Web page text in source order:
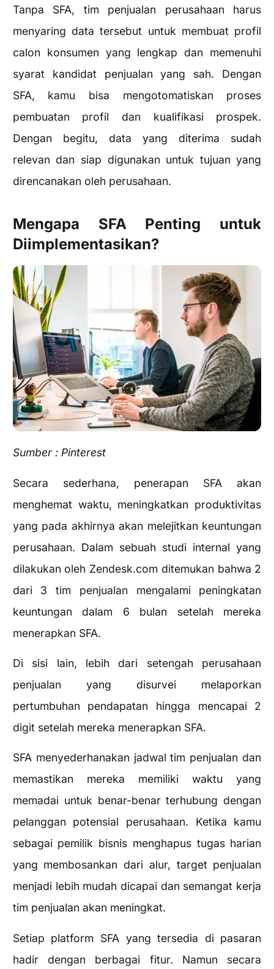
Tanpa SFA, tim penjualan perusahaan harus
menyaring data tersebut untuk membuat profil
calon konsumen yang lengkap dan memenuhi
syarat kandidat penjualan yang sah. Dengan
SFA, kamu bisa mengotomatiskan proses
pembuatan profil dan kualifikasi prospek.
Dengan begitu, data yang diterima sudah
relevan dan siap digunakan untuk tujuan yang
direncanakan oleh perusahaan.
Mengapa SFA Penting untuk
Diimplementasikan?
Sumber : Pinterest
Secara sederhana, penerapan SFA akan
menghemat waktu, meningkatkan produktivitas
yang pada akhirnya akan melejitkan keuntungan
perusahaan. Dalam sebuah studi internal yang
dilakukan oleh Zendesk.com ditemukan bahwa 2
dari 3 tim penjualan mengalami peningkatan
keuntungan dalam 6 bulan setelah mereka
menerapkan SFA.
Di sisi lain, lebih dari setengah perusahaan
penjualan yang disurvei melaporkan
pertumbuhan pendapatan hingga mencapai 2
digit setelah mereka menerapkan SFA.
SFA menyederhanakan jadwal tim penjualan dan
memastikan mereka memiliki waktu yang
memadai untuk benar-benar terhubung dengan
pelanggan potensial perusahaan. Ketika kamu
sebagai pemilik bisnis menghapus tugas harian
yang membosankan dari alur, target penjualan
menjadi lebih mudah dicapai dan semangat kerja
tim penjualan akan meningkat.
Setiap platform SFA yang tersedia di pasaran
hadir dengan berbagai fitur. Namun secara